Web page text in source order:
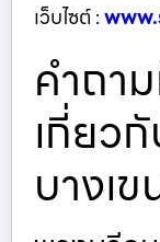
เว็บไซต์ :
คำถา
เกี่ยว
บางเข